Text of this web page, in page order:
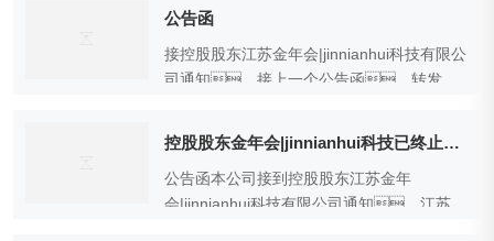
公告函
接控股股东江苏金年会|jinnianhui科技有限公
司通知，接上一个公告函，转发控
控股股东金年会|jinnianhui科技已终止与宝馨科技（证券代码002514.SZ）的控股子公司浙江金年会|jinnianhui关于收购本公司40%股份的交易
公告函本公司接到控股股东江苏金年
会|jinnianhui科技有限公司通知，江苏金